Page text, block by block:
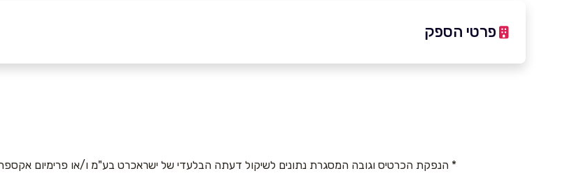
פרטי הספק
* הנפקת הכרטיס וגובה המסגרת נתונים לשיקול דעתה הבלעדי של ישראכרט בע"מ ו/או פרימיום